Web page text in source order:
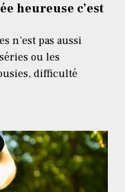
heureuse c’est
n’est pas aussi
ou les
difficulté